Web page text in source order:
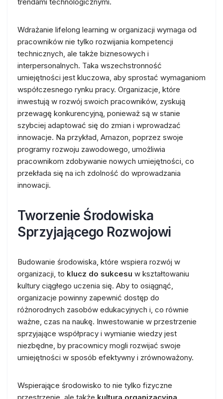
Wdrażanie lifelong learning w organizacji wymaga od
pracowników nie tylko rozwijania kompetencji
technicznych, ale także biznesowych i
interpersonalnych. Taka wszechstronność
umiejętności jest kluczowa, aby sprostać wymaganiom
współczesnego rynku pracy. Organizacje, które
inwestują w rozwój swoich pracowników, zyskują
przewagę konkurencyjną, ponieważ są w stanie
szybciej adaptować się do zmian i wprowadzać
innowacje. Na przykład, Amazon, poprzez swoje
programy rozwoju zawodowego, umożliwia
pracownikom zdobywanie nowych umiejętności, co
przekłada się na ich zdolność do wprowadzania
innowacji.
Tworzenie Środowiska
Sprzyjającego Rozwojowi
Budowanie środowiska, które wspiera rozwój w
organizacji, to klucz do sukcesu w kształtowaniu
kultury ciągłego uczenia się. Aby to osiągnąć,
organizacje powinny zapewnić dostęp do
różnorodnych zasobów edukacyjnych i, co równie
ważne, czas na naukę. Inwestowanie w przestrzenie
sprzyjające współpracy i wymianie wiedzy jest
niezbędne, by pracownicy mogli rozwijać swoje
umiejętności w sposób efektywny i zrównoważony.
Wspierające środowisko to nie tylko fizyczne